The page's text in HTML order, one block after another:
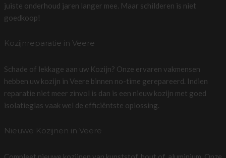
juiste onderhoud jaren langer mee. Maar schilderen is niet
goedkoop!
Kozijnreparatie in Veere
Schade of lekkage aan uw Kozijn? Onze ervaren vakmensen
hebben uw kozijn in Veere binnen no-time gerepareerd. Indien
reparatie niet meer zinvol is dan is een nieuw kozijn met goed
isolatieglas vaak wel de efficiëntste oplossing.
Nieuwe Kozijnen in Veere